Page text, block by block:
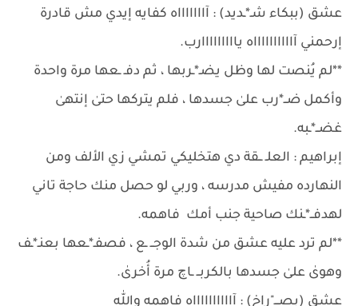
عشق (ببكاء شـ*ـديد) : آاااااااه كفايه إيدي مش قادرة
إرحمني آااااااااااه يااااااااارب.
**لم يُنصت لها وظل يضـ*ـربها ، ثم دفـ ـعها مرة واحدة
وأكمل ضــ*رب علىٰ جسدها ، فلم يتركها حتىٰ إنتهىٰ
غضــ*ـبه.
إبراهيم : العلـ ــقة دي هتخليكي تمشي زي الألف ومن
النهارده مفيش مدرسه ، وربي لو حصل منك حاجة تاني
لهدفــ*ـنك صاحية جنب أمك فاهمه.
**لم ترد عليه عشق من شدة الوجــ ـع ، فصفـ*ـعها بعنـ*ـف
وهوىٰ علىٰ جسدها بالكربــ ـاچ مرة أُخرىٰ.
عشق (بصـــ"راخ) : آااااااااااه فاهمه وﷲ